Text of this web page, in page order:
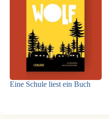
Eine Schule liest ein Buch